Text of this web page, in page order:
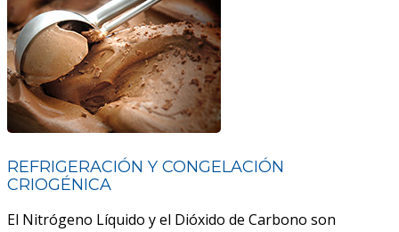
REFRIGERACIÓN Y CONGELACIÓN
CRIOGÉNICA
El Nitrógeno Líquido y el Dióxido de Carbono son